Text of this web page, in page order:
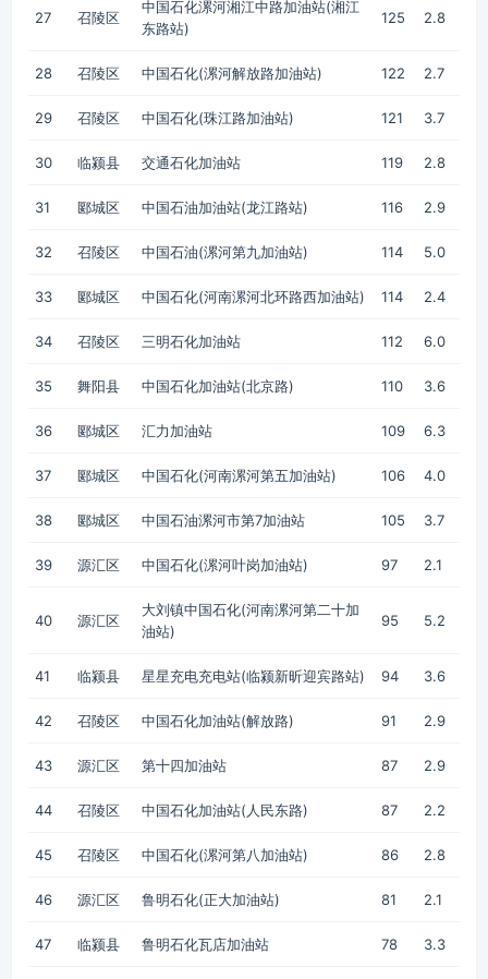
27 召陵区
中国石化漯河湘江中路加油站(湘江
东路站)
125 2.8
28 召陵区 中国石化(漯河解放路加油站) 122 2.7
29 召陵区 中国石化(珠江路加油站) 121 3.7
30 临颍县 交通石化加油站 119 2.8
31 郾城区 中国石油加油站(龙江路站) 116 2.9
32 召陵区 中国石油(漯河第九加油站) 114 5.0
33 郾城区 中国石化(河南漯河北环路西加油站) 114 2.4
34 召陵区 三明石化加油站 112 6.0
35 舞阳县 中国石化加油站(北京路) 110 3.6
36 郾城区 汇力加油站 109 6.3
37 郾城区 中国石化(河南漯河第五加油站) 106 4.0
38 郾城区 中国石油漯河市第7加油站 105 3.7
39 源汇区 中国石化(漯河叶岗加油站) 97 2.1
40 源汇区
大刘镇中国石化(河南漯河第二十加
油站)
95 5.2
41 临颍县 星星充电充电站(临颍新昕迎宾路站) 94 3.6
42 召陵区 中国石化加油站(解放路) 91 2.9
43 源汇区 第十四加油站 87 2.9
44 召陵区 中国石化加油站(人民东路) 87 2.2
45 召陵区 中国石化(漯河第八加油站) 86 2.8
46 源汇区 鲁明石化(正大加油站) 81 2.1
47 临颍县 鲁明石化瓦店加油站 78 3.3